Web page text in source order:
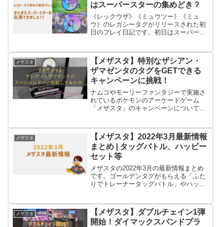
はスーパースターの集めどき？
《レックウザ》《ミュウツー》《ミュ
ウ》のレガシータグがリリースされた初
日のプレイ日記です。初日はスーパース
す。
メザスタ
【メザスタ】特別なザシアン・
ザマゼンタのタグをGETできる
キャンペーンに挑戦！
ナムコやモーリーファンタジーで実施さ
れているポケモンのアーケードゲーム
「メザスタ」のキャンペーンについて紹
メザスタ
【メザスタ】2022年3月最新情報
まとめ | タッグバトル、ハッピー
セット等
メザスタの2022年3月の最新情報まとめ
です。ゴールデンタグがもらえる「ふた
りでトレーナータッグバトル」やハッピ
メザスタ
【メザスタ】ダブルチェイン1弾
開始！ダイマックスバンドプラ